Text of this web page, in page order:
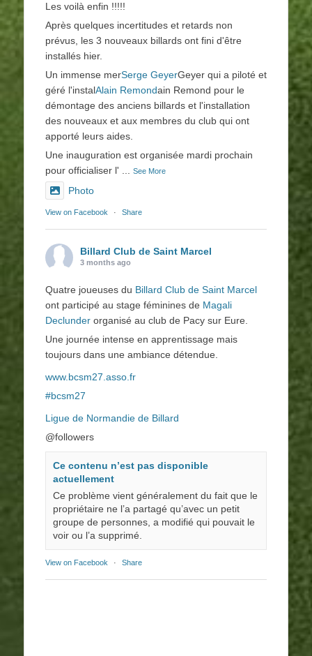
Les voilà enfin !!!!!
Après quelques incertitudes et retards non
prévus, les 3 nouveaux billards ont fini d'être
installés hier.
Un immense merSerge GeyerGeyer qui a piloté et
géré l'instalAlain Remondain Remond pour le
démontage des anciens billards et l'installation
des nouveaux et aux membres du club qui ont
apporté leurs aides.
Une inauguration est organisée mardi prochain
pour officialiser l'
See More
Photo
View on Facebook · Share
Billard Club de Saint Marcel
3 months ago
Quatre joueuses du Billard Club de Saint Marcel
ont participé au stage féminines de Magali
Declunder organisé au club de Pacy sur Eure.
Une journée intense en apprentissage mais
toujours dans une ambiance détendue.
www.bcsm27.asso.fr
#bcsm27
Ligue de Normandie de Billard
@followers
Ce contenu n’est pas disponible
actuellement
Ce problème vient généralement du fait que le
propriétaire ne l’a partagé qu’avec un petit
groupe de personnes, a modifié qui pouvait le
voir ou l’a supprimé.
View on Facebook · Share